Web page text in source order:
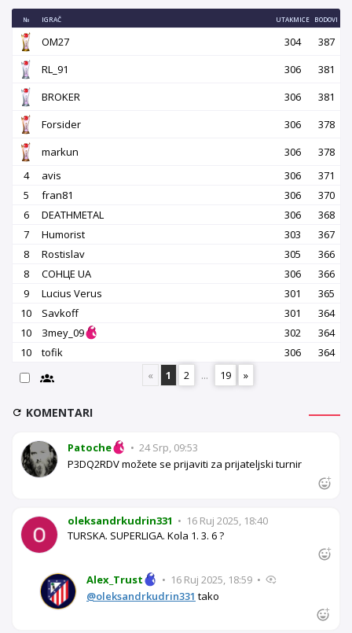
№ IGRAČ UTAKMICE BODOVI
OM27 304
387
RL_91
306
381
BROKER
306
381
Forsider
306
378
markun
306
378
4
avis 306
371
5
fran81 306
370
6
DEATHMETAL 306
368
7
Humorist 303
367
8
Rostislav 305
366
8
СОНЦЕ UA 306
366
9
Lucius Verus 301
365
10
Savkoff 301
364
10
Зmey_09 302
364
10
tofik 306
364
«
1 2 ... 19 »
KOMENTARI
Patoche • 24 Srp, 09:53
P3DQ2RDV možete se prijaviti za prijateljski turnir
oleksandrkudrin331 • 16 Ruj 2025, 18:40
TURSKA. SUPERLIGA. Kola 1. 3. 6 ?
Alex_Trust • 16 Ruj 2025, 18:59 •
@oleksandrkudrin331 tako